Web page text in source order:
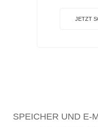
JETZT
SPEICHER UND E-